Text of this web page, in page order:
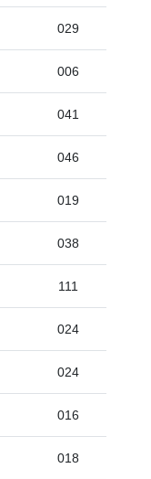
029
006
041
046
019
038
111
024
024
016
018